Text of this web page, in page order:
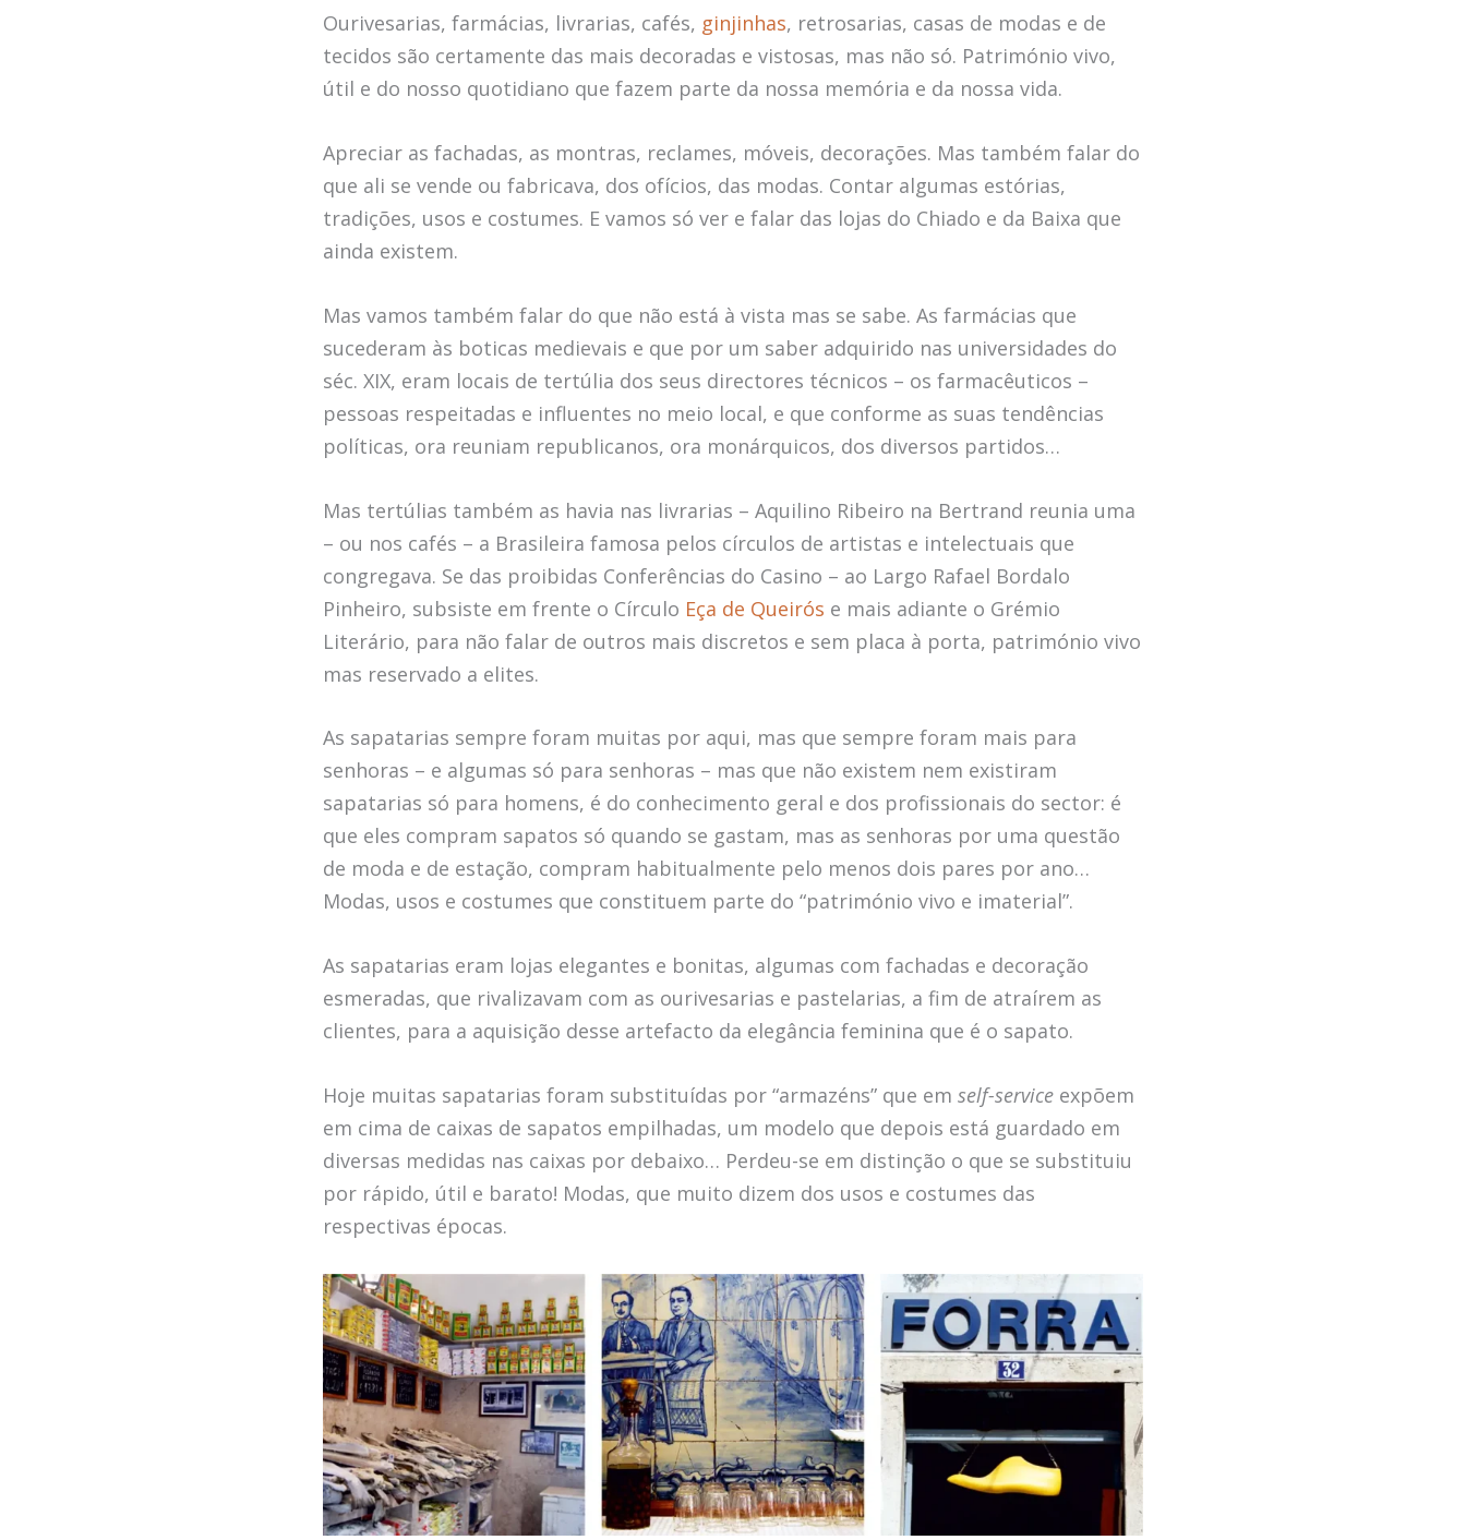
Ourivesarias, farmácias, livrarias, cafés, ginjinhas, retrosarias, casas de modas e de
tecidos são certamente das mais decoradas e vistosas, mas não só. Património vivo,
útil e do nosso quotidiano que fazem parte da nossa memória e da nossa vida.
Apreciar as fachadas, as montras, reclames, móveis, decorações. Mas também falar do
que ali se vende ou fabricava, dos ofícios, das modas. Contar algumas estórias,
tradições, usos e costumes. E vamos só ver e falar das lojas do Chiado e da Baixa que
ainda existem.
Mas vamos também falar do que não está à vista mas se sabe. As farmácias que
sucederam às boticas medievais e que por um saber adquirido nas universidades do
séc. XIX, eram locais de tertúlia dos seus directores técnicos – os farmacêuticos –
pessoas respeitadas e influentes no meio local, e que conforme as suas tendências
políticas, ora reuniam republicanos, ora monárquicos, dos diversos partidos…
Mas tertúlias também as havia nas livrarias – Aquilino Ribeiro na Bertrand reunia uma
– ou nos cafés – a Brasileira famosa pelos círculos de artistas e intelectuais que
congregava. Se das proibidas Conferências do Casino – ao Largo Rafael Bordalo
Pinheiro, subsiste em frente o Círculo Eça de Queirós e mais adiante o Grémio
Literário, para não falar de outros mais discretos e sem placa à porta, património vivo
mas reservado a elites.
As sapatarias sempre foram muitas por aqui, mas que sempre foram mais para
senhoras – e algumas só para senhoras – mas que não existem nem existiram
sapatarias só para homens, é do conhecimento geral e dos profissionais do sector: é
que eles compram sapatos só quando se gastam, mas as senhoras por uma questão
de moda e de estação, compram habitualmente pelo menos dois pares por ano…
Modas, usos e costumes que constituem parte do “património vivo e imaterial”.
As sapatarias eram lojas elegantes e bonitas, algumas com fachadas e decoração
esmeradas, que rivalizavam com as ourivesarias e pastelarias, a fim de atraírem as
clientes, para a aquisição desse artefacto da elegância feminina que é o sapato.
Hoje muitas sapatarias foram substituídas por “armazéns” que em self-service expõem
em cima de caixas de sapatos empilhadas, um modelo que depois está guardado em
diversas medidas nas caixas por debaixo… Perdeu-se em distinção o que se substituiu
por rápido, útil e barato! Modas, que muito dizem dos usos e costumes das
respectivas épocas.